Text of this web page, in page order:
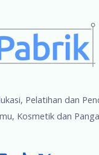
Pelatihan dan
Kosmetik dan